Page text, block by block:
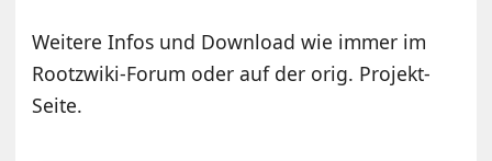
Weitere Infos und Download wie immer im
Rootzwiki-Forum oder auf der orig. Projekt-
Seite.